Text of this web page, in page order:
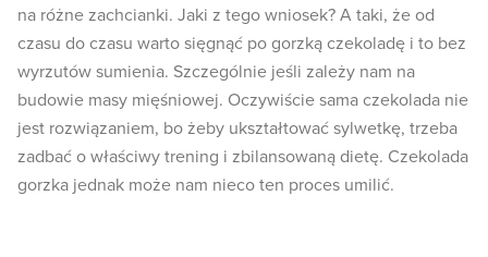
na różne zachcianki. Jaki z tego wniosek? A taki, że od
czasu do czasu warto sięgnąć po gorzką czekoladę i to bez
wyrzutów sumienia. Szczególnie jeśli zależy nam na
budowie masy mięśniowej. Oczywiście sama czekolada nie
jest rozwiązaniem, bo żeby ukształtować sylwetkę, trzeba
zadbać o właściwy trening i zbilansowaną dietę. Czekolada
gorzka jednak może nam nieco ten proces umilić.